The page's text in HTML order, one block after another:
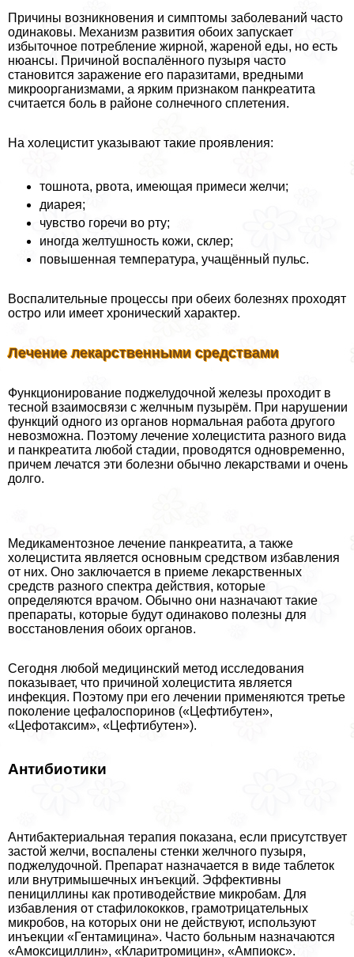
Причины возникновения и симптомы заболеваний часто
одинаковы. Механизм развития обоих запускает
избыточное потребление жирной, жареной еды, но есть
нюансы. Причиной воспалённого пузыря часто
становится заражение его паразитами, вредными
микроорганизмами, а ярким признаком панкреатита
считается боль в районе солнечного сплетения.
На холецистит указывают такие проявления:
тошнота, рвота, имеющая примеси желчи;
диарея;
чувство горечи во рту;
иногда желтушность кожи, склер;
повышенная температура, учащённый пульс.
Воспалительные процессы при обеих болезнях проходят
остро или имеет хронический характер.
Лечение лекарственными средствами
Функционирование поджелудочной железы проходит в
тесной взаимосвязи с желчным пузырём. При нарушении
функций одного из органов нормальная работа другого
невозможна. Поэтому лечение холецистита разного вида
и панкреатита любой стадии, проводятся одновременно,
причем лечатся эти болезни обычно лекарствами и очень
долго.
Медикаментозное лечение панкреатита, а также
холецистита является основным средством избавления
от них. Оно заключается в приеме лекарственных
средств разного спектра действия, которые
определяются врачом. Обычно они назначают такие
препараты, которые будут одинаково полезны для
восстановления обоих органов.
Сегодня любой медицинский метод исследования
показывает, что причиной холецистита является
инфекция. Поэтому при его лечении применяются третье
поколение цефалоспоринов («Цефтибутен»,
«Цефотаксим», «Цефтибутен»).
Антибиотики
Антибактериальная терапия показана, если присутствует
застой желчи, воспалены стенки желчного пузыря,
поджелудочной. Препарат назначается в виде таблеток
или внутримышечных инъекций. Эффективны
пенициллины как противодействие микробам. Для
избавления от стафилококков, грамотрицательных
микробов, на которых они не действуют, используют
инъекции «Гентамицина». Часто больным назначаются
«Амоксициллин», «Кларитромицин», «Ампиокс».